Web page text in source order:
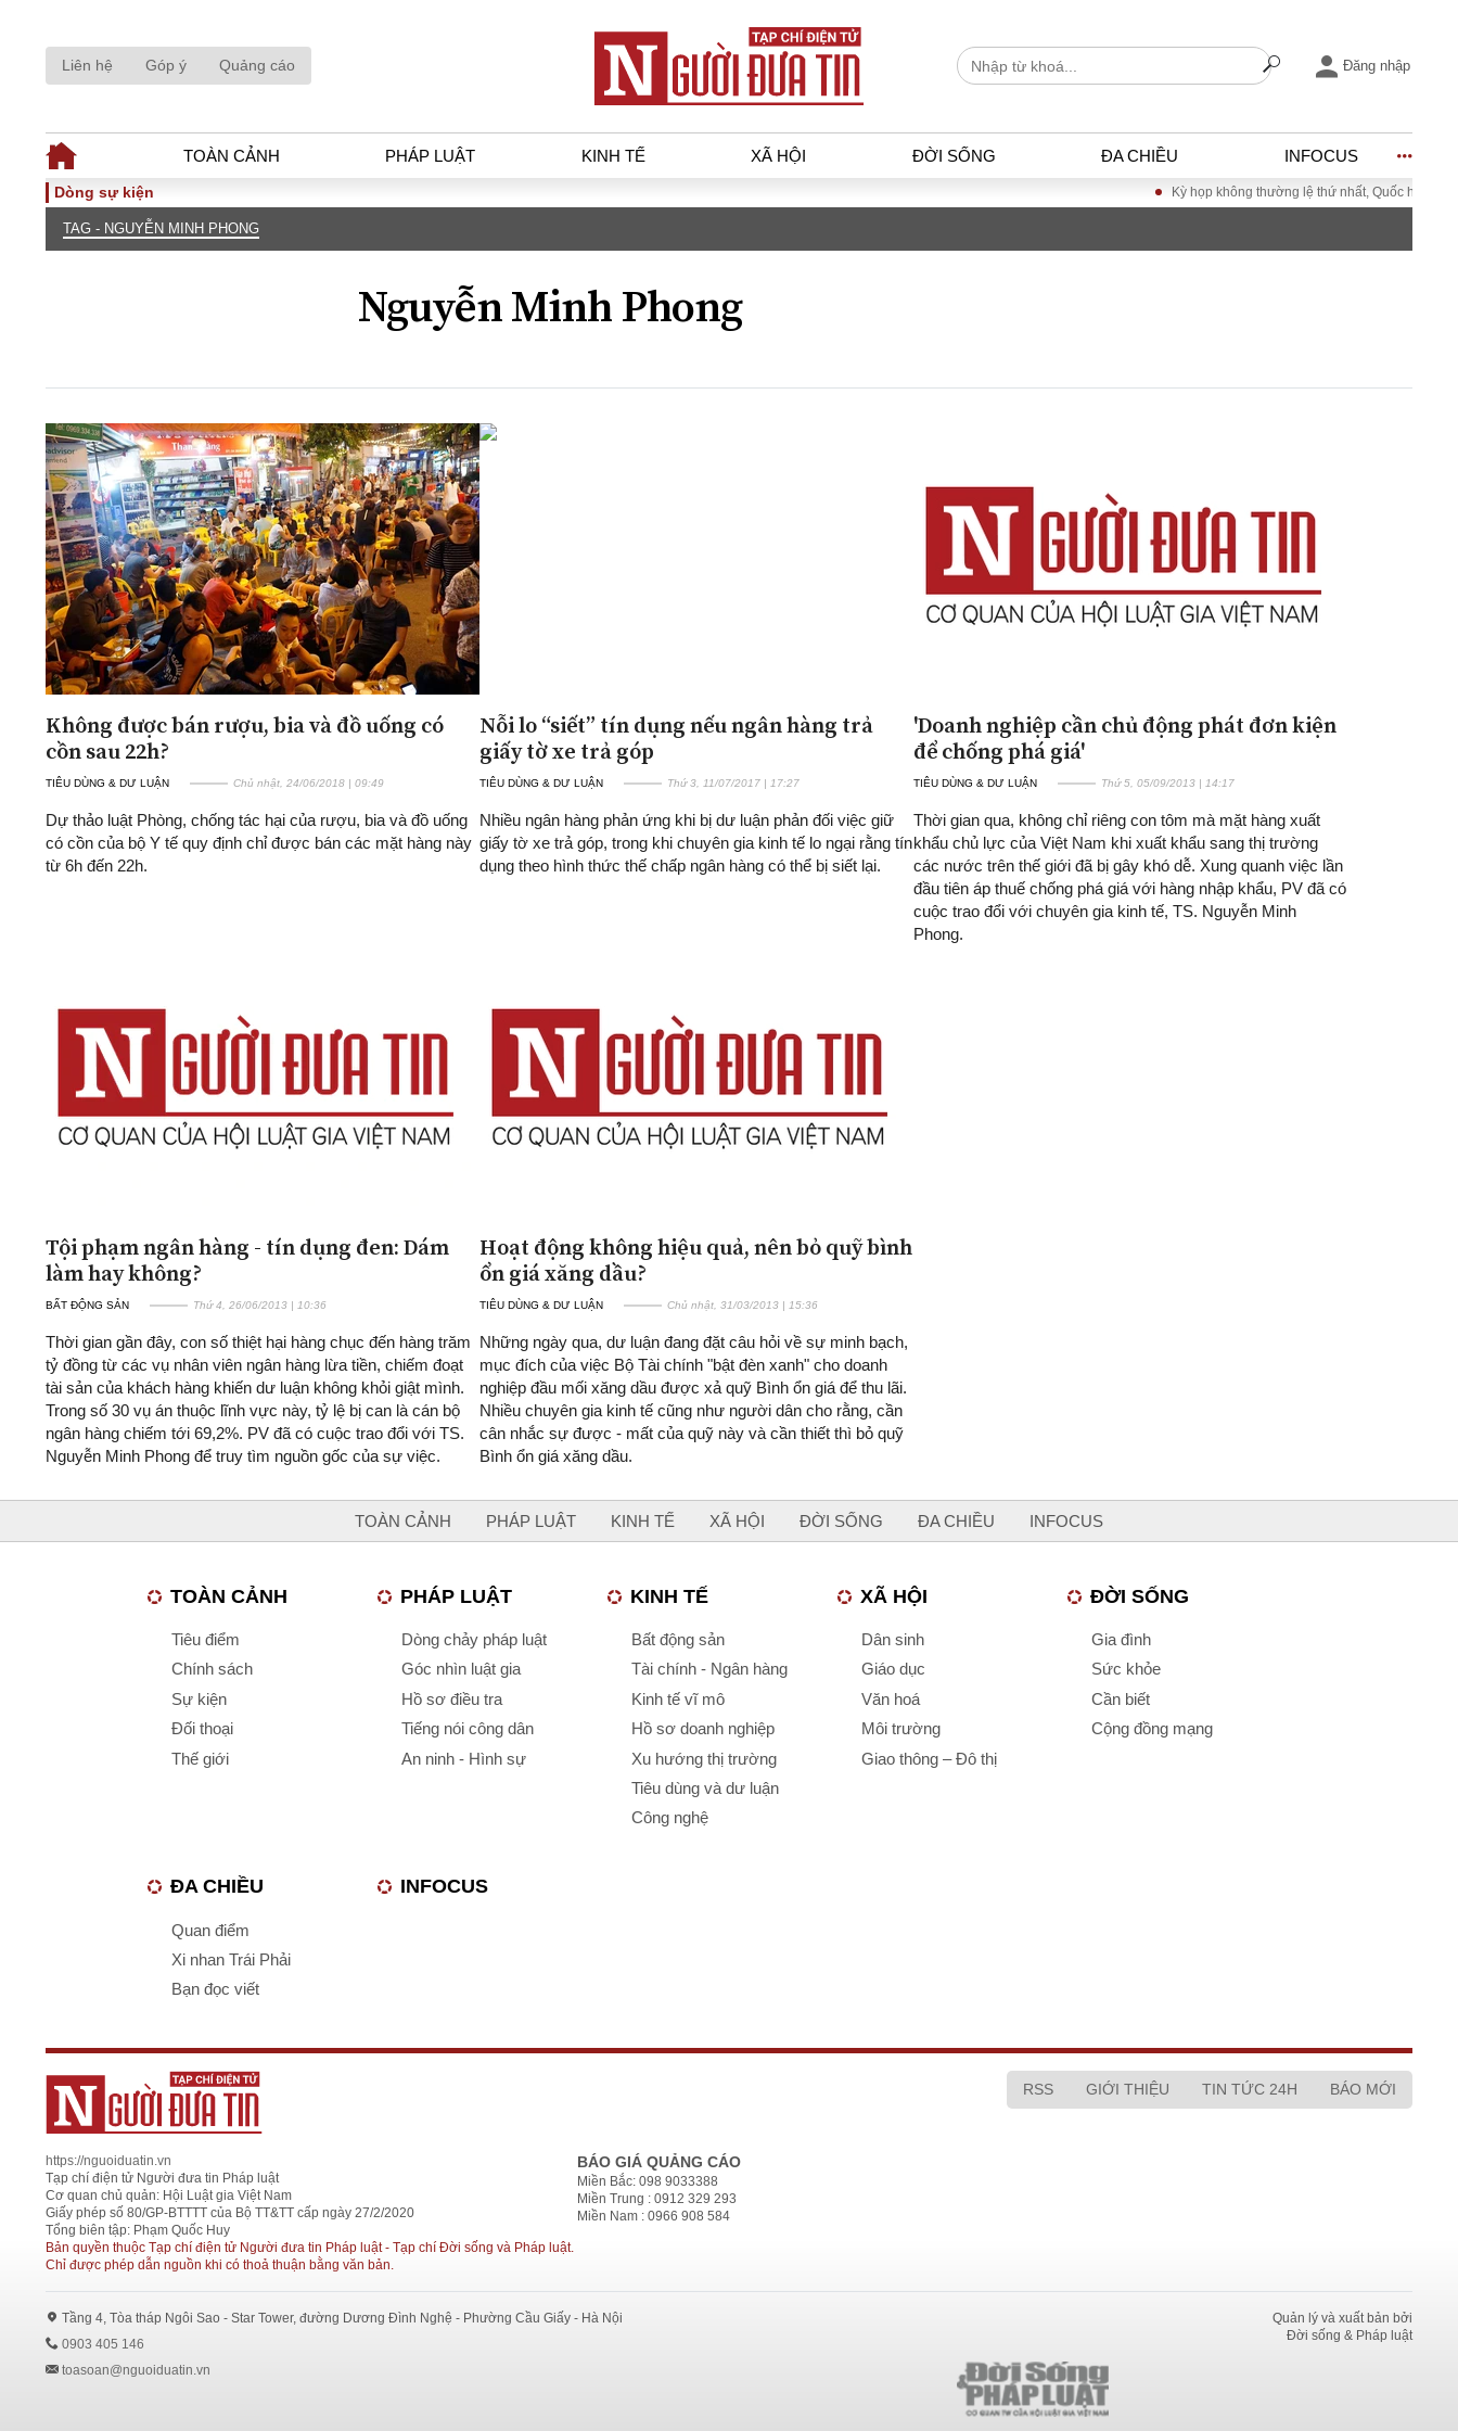
Liên hệ Góp ý Quảng cáo Đăng nhập
TOÀN CẢNH PHÁP LUẬT KINH TẾ XÃ HỘI ĐỜI SỐNG ĐA CHIỀU INFOCUS
TOÀN CẢNH
Thế giới
Góc nhìn luật gia
Hồ sơ điều tra
An ninh - Hình sự
Tài chính - Ngân hàng
Kinh tế vĩ mô
Xu hướng thị trường
Giao thông – Đô thị
ĐA CHIỀU
Quan điểm
Xi nhan Trái Phải
Bạn đọc viết
INFOCUS
Đăng ký tin tức mới
Dòng sự kiện Kỳ họp không thường lệ thứ nhất, Quốc hội khóa XVI
TAG - NGUYỄN MINH PHONG
Nguyễn Minh Phong
Không được bán rượu, bia và đồ uống có
cồn sau 22h?
TIÊU DÙNG & DƯ LUẬN Chủ nhật, 24/06/2018 | 09:49
Dự thảo luật Phòng, chống tác hại của rượu, bia và đồ uống
có cồn của bộ Y tế quy định chỉ được bán các mặt hàng này
từ 6h đến 22h.
Nỗi lo “siết” tín dụng nếu ngân hàng trả
giấy tờ xe trả góp
TIÊU DÙNG & DƯ LUẬN Thứ 3, 11/07/2017 | 17:27
Nhiều ngân hàng phản ứng khi bị dư luận phản đối việc giữ
giấy tờ xe trả góp, trong khi chuyên gia kinh tế lo ngại rằng tín
dụng theo hình thức thế chấp ngân hàng có thể bị siết lại.
'Doanh nghiệp cần chủ động phát đơn kiện
để chống phá giá'
TIÊU DÙNG & DƯ LUẬN Thứ 5, 05/09/2013 | 14:17
Thời gian qua, không chỉ riêng con tôm mà mặt hàng xuất
khẩu chủ lực của Việt Nam khi xuất khẩu sang thị trường
các nước trên thế giới đã bị gây khó dễ. Xung quanh việc lần
đầu tiên áp thuế chống phá giá với hàng nhập khẩu, PV đã có
cuộc trao đổi với chuyên gia kinh tế, TS. Nguyễn Minh
Phong.
Tội phạm ngân hàng - tín dụng đen: Dám
làm hay không?
BẤT ĐỘNG SẢN Thứ 4, 26/06/2013 | 10:36
Thời gian gần đây, con số thiệt hại hàng chục đến hàng trăm
tỷ đồng từ các vụ nhân viên ngân hàng lừa tiền, chiếm đoạt
tài sản của khách hàng khiến dư luận không khỏi giật mình.
Trong số 30 vụ án thuộc lĩnh vực này, tỷ lệ bị can là cán bộ
ngân hàng chiếm tới 69,2%. PV đã có cuộc trao đổi với TS.
Nguyễn Minh Phong để truy tìm nguồn gốc của sự việc.
Hoạt động không hiệu quả, nên bỏ quỹ bình
ổn giá xăng dầu?
TIÊU DÙNG & DƯ LUẬN Chủ nhật, 31/03/2013 | 15:36
Những ngày qua, dư luận đang đặt câu hỏi về sự minh bạch,
mục đích của việc Bộ Tài chính "bật đèn xanh" cho doanh
nghiệp đầu mối xăng dầu được xả quỹ Bình ổn giá để thu lãi.
Nhiều chuyên gia kinh tế cũng như người dân cho rằng, cần
cân nhắc sự được - mất của quỹ này và cần thiết thì bỏ quỹ
Bình ổn giá xăng dầu.
TOÀN CẢNH PHÁP LUẬT KINH TẾ XÃ HỘI ĐỜI SỐNG ĐA CHIỀU INFOCUS
TOÀN CẢNH
Tiêu điểm
Chính sách
Sự kiện
Đối thoại
Thế giới
PHÁP LUẬT
Dòng chảy pháp luật
Góc nhìn luật gia
Hồ sơ điều tra
Tiếng nói công dân
An ninh - Hình sự
KINH TẾ
Bất động sản
Tài chính - Ngân hàng
Kinh tế vĩ mô
Hồ sơ doanh nghiệp
Xu hướng thị trường
Tiêu dùng và dư luận
Công nghệ
XÃ HỘI
Dân sinh
Giáo dục
Văn hoá
Môi trường
Giao thông – Đô thị
ĐỜI SỐNG
Gia đình
Sức khỏe
Cần biết
Cộng đồng mạng
ĐA CHIỀU
Quan điểm
Xi nhan Trái Phải
Bạn đọc viết
INFOCUS
https://nguoiduatin.vn
Tạp chí điện tử Người đưa tin Pháp luật
Cơ quan chủ quản: Hội Luật gia Việt Nam
Giấy phép số 80/GP-BTTTT của Bộ TT&TT cấp ngày 27/2/2020
Tổng biên tập: Phạm Quốc Huy
Bản quyền thuộc Tạp chí điện tử Người đưa tin Pháp luật - Tạp chí Đời sống và Pháp luật.
Chỉ được phép dẫn nguồn khi có thoả thuận bằng văn bản.
BÁO GIÁ QUẢNG CÁO
Miền Bắc: 098 9033388
Miền Trung : 0912 329 293
Miền Nam : 0966 908 584
RSS GIỚI THIỆU TIN TỨC 24H BÁO MỚI
Tầng 4, Tòa tháp Ngôi Sao - Star Tower, đường Dương Đình Nghệ - Phường Cầu Giấy - Hà Nội
0903 405 146
toasoan@nguoiduatin.vn
Quản lý và xuất bản bởi
Đời sống & Pháp luật